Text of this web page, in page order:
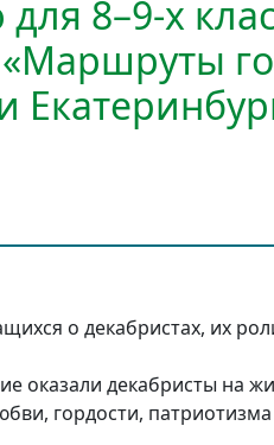
8–9-х
о декабристах, их
оказали декабристы на
гордости,